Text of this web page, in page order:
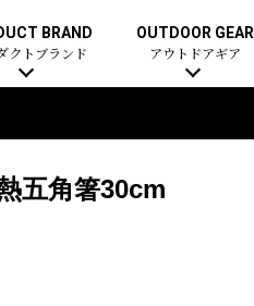
BRAND
クトブランド
OUTDOOR GEAR
アウトドアギア
五角箸30cm